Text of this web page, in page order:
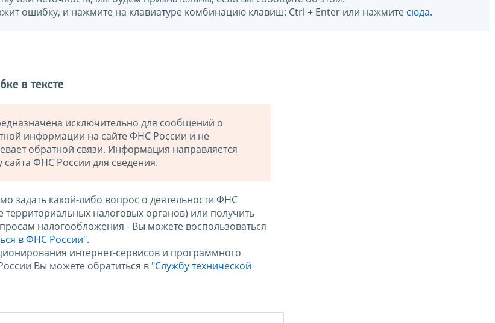
ошибку, и нажмите на клавиатуре комбинацию клавиш: Ctrl + Enter или нажмите сюда.
в тексте
исключительно для сообщений о
информации на сайте ФНС России и не
обратной связи. Информация направляется
сайта ФНС России для сведения.
задать какой-либо вопрос о деятельности ФНС
территориальных налоговых органов) или получить
налогообложения - Вы можете воспользоваться
в ФНС России".
интернет-сервисов и программного
Вы можете обратиться в "Службу технической